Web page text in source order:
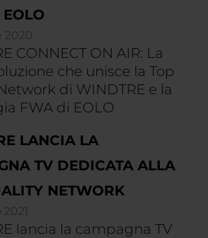
2020
CONNECT ON AIR: La
che unisce la Top
di WINDTRE e la
FWA di EOLO
LANCIA LA
TV DEDICATA ALLA
NETWORK
lancia la campagna TV